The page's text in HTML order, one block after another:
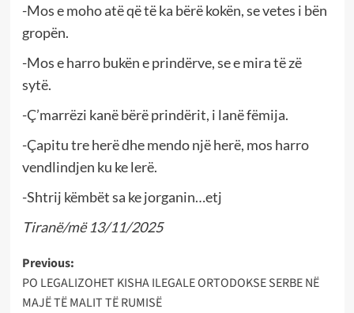
-Mos e moho atë që të ka bërë kokën, se vetes i bën
gropën.
-Mos e harro bukën e prindërve, se e mira të zë
sytë.
-Ç’marrëzi kanë bërë prindërit, i lanë fëmija.
-Çapitu tre herë dhe mendo një herë, mos harro
vendlindjen ku ke lerë.
-Shtrij këmbët sa ke jorganin…etj
Tiranë/më 13/11/2025
Post
navigation
Previous:
PO LEGALIZOHET KISHA ILEGALE ORTODOKSE SERBE NË
MAJË TË MALIT TË RUMISË